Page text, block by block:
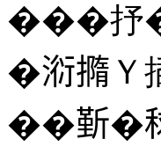
���抒
�𣶹撱